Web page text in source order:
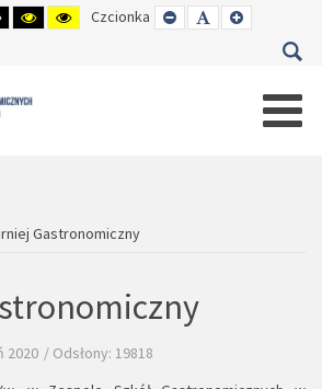
WYSOKI
CZARNO-
WYSOKI
CZARNO-
WYSOKI
ŻÓŁTO-
Czcionka SET
SMALLER
SET
DEFAULT
SET
LARGER
Gastronomiczny
2020
Odsłony: 19818